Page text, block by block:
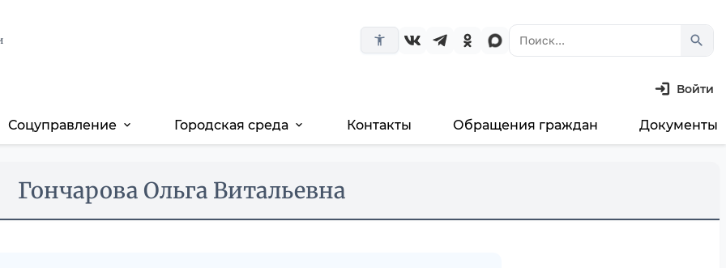
accessibility_new search
Войти
Соцуправление expand_more Городская среда expand_more Контакты Обращения граждан Документы
Гончарова Ольга Витальевна